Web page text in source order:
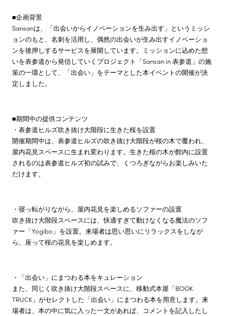
■企画背景
Sansanは、「出会いからイノベーションを生み出す」というミッシ
ョンのもと、名刺を活用し、偶然の出会いが生み出すイノベーショ
ンを後押しするサービスを展開しています。ミッションに込めた想
いを表参道から発信していくプロジェクト「Sansan in 表参道」の施
策の一環として、「出会い」をテーマとした本イベントの開催が決
定しました。
■期間中の提供コンテンツ
・表参道ヒルズ吹き抜け大階段に生きた桜を設置
開催期間中は、表参道ヒルズの吹き抜け大階段が桜の木で覆われ、
屋内花見スペースに生まれ変わります。生きた桜の木が館内に設置
されるのは表参道ヒルズ初の試みで、くつろぎながらお楽しみいた
だけます。
・寝っ転がりながら、屋内花見を楽しめるソファーの設置
吹き抜け大階段スペースには、快適すぎて動けなくなる魔法のソフ
ァー「Yogibo」を設置。来場者は思い思いにリラックスをしなが
ら、座って桜の花見を楽しめます。
・「出会い」にまつわる本をキュレーション
また、同じく吹き抜け大階段スペースに、移動式本屋「BOOK
TRUCK」がセレクトした「出会い」にまつわる本を用意します。来
場者は、本の中に気に入った一文があれば、コメントを記入したし